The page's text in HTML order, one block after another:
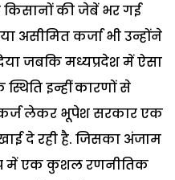
की जेबें भर गई
असीमित कर्जा भी उन्होंने
जबकि मध्यप्रदेश में ऐसा
इन्हीं कारणों से
कर्ज लेकर भूपेश सरकार एक
दे रही है. जिसका अंजाम
में एक कुशल रणनीतिक